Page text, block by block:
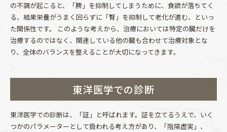
の不調が起こると、「脾」を抑制してしまうために、食欲が落ちてく
る、結果栄養がうまく回らずに「腎」を抑制して老化が進む、といっ
た関係性です。 このような考えから、治療においては特定の臓だけを
治療するのではなく、関連している他の臓も合わせて治療対象とな
り、全体のバランスを整えることが大切になってきます。
東洋医学での診断
東洋医学での診断は、「証」と呼ばれます。証を立てるうえで、いく
つかのパラメーターとして扱われる考え方があり、「陰陽虚実」、